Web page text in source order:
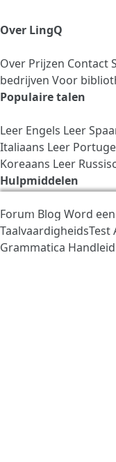
de website
Over LingQ
Over Prijzen Contact
bedrijven Voor
Populaire talen
Leer Engels Leer
Italiaans Leer
Koreaans Leer
Hulpmiddelen
Forum Blog Word
TaalvaardigheidsTest
Grammatica